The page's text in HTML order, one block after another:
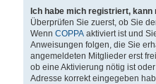
Ich habe mich registriert,
Überprüfen Sie zuerst, ob Sie
Wenn COPPA aktiviert ist und
Anweisungen folgen, die Sie
angemeldeten Mitglieder erst
ob eine Aktivierung nötig ist
Adresse korrekt eingegeben